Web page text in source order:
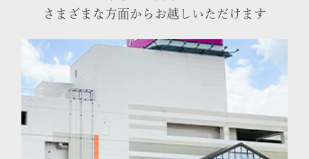
さまざまな方面からお越しいただけます